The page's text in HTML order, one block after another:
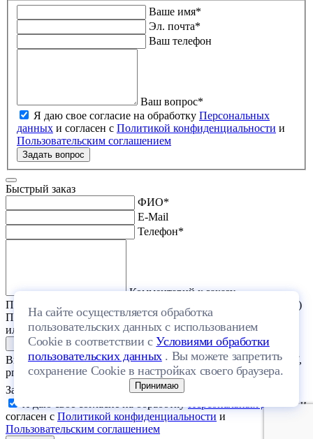
Ваше имя*
Эл. почта*
Ваш телефон
Ваш вопрос*
Я даю свое согласие на обработку Персональных
данных и согласен с Политикой конфиденциальности и
Пользовательским соглашением
Задать вопрос
На сайте осуществляется обработка
пользовательских данных с использованием
Cookie в соответствии сУсловиями обработки
пользовательских данных. Вы можете запретить
сохранение Cookie в настройках своего браузера.
Принимаю
Быстрый заказ
ФИО*
E-Mail
Телефон*
Комментарий к заказу
Прикрепить файл (проект дома или список стройматериалов)
Перетащите один или несколько файлов в эту область
или выберите файл на компьютере
Выберите файл с расширением (doc, docx, xls, xlsx, txt, rtf, pdf,
png, jpeg, jpg, gif) и размером, не превышающим 20 МБ.
Загрузить файлы
Персональных данныхи
согласен с Политикой конфиденциальности и
Пользовательским соглашением